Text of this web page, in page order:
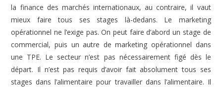
la finance des marchés internationaux, au contraire, il vaut
mieux faire tous ses stages là-dedans. Le marketing
opérationnel ne l’exige pas. On peut faire d’abord un stage de
commercial, puis un autre de marketing opérationnel dans
une TPE. Le secteur n’est pas nécessairement figé dès le
départ. Il n’est pas requis d’avoir fait absolument tous ses
stages dans l’alimentaire pour travailler dans l’alimentaire. Il